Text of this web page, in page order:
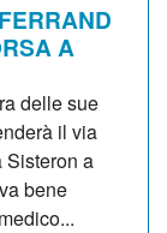
A
delle sue
il via
Sisteron a
bene